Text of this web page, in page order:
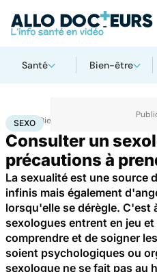
Santé Bien-être
Accueil Bien-être
SEXO
Consulter un
précautions à
La sexualité est une source
infinis mais également
lorsqu'elle se dérègle. C'est
sexologues entrent en jeu
comprendre et de soigner
soient psychologiques ou
sexologue ne se fait pas au